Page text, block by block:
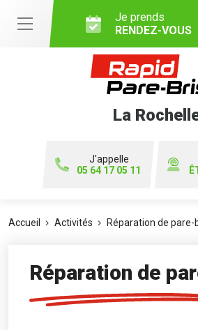
Je prends
RENDEZ-VOUS
La
J'appelle
05 64 17 05 11
Accueil Activités Réparation de pare-
Réparation de